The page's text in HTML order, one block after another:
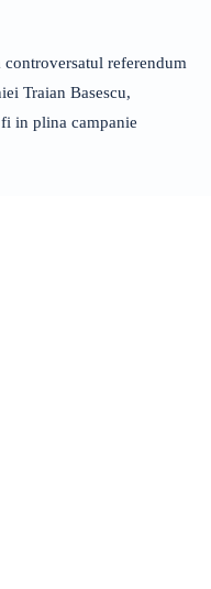
referendum
Traian Basescu,
in plina campanie